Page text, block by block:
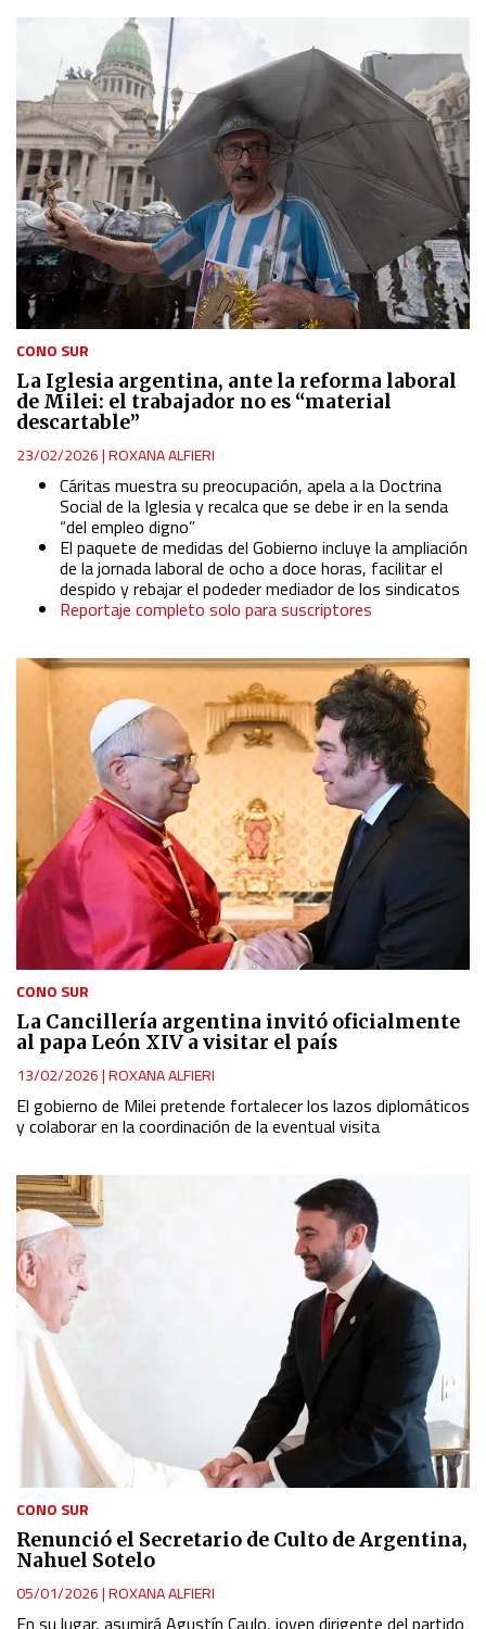
CONO SUR
La Iglesia argentina, ante la reforma laboral
de Milei: el trabajador no es “material
descartable”
23/02/2026|ROXANA ALFIERI
Cáritas muestra su preocupación, apela a la Doctrina
Social de la Iglesia y recalca que se debe ir en la senda
“del empleo digno”
El paquete de medidas del Gobierno incluye la ampliación
de la jornada laboral de ocho a doce horas, facilitar el
despido y rebajar el podeder mediador de los sindicatos
Reportaje completo solo para suscriptores
CONO SUR
La Cancillería argentina invitó oficialmente
al papa León XIV a visitar el país
13/02/2026|ROXANA ALFIERI
El gobierno de Milei pretende fortalecer los lazos diplomáticos
y colaborar en la coordinación de la eventual visita
CONO SUR
Renunció el Secretario de Culto de Argentina,
Nahuel Sotelo
05/01/2026|ROXANA ALFIERI
En su lugar, asumirá Agustín Caulo, joven dirigente del partido